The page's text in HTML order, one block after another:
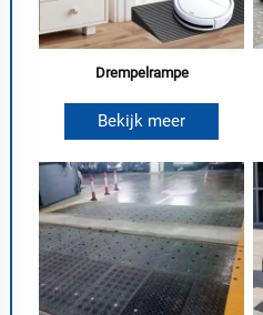
Drempelrampe
Bekijk meer